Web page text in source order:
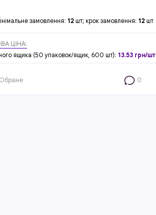
замовлення: 12 шт; крок замовлення: 12 шт
ЦІНА:
ящика (50 упаковок/ящик, 600 шт): 13.53 грн/шт
Обране 0